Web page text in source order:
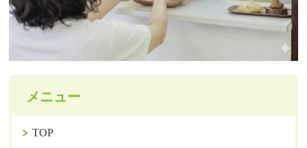
メニュー
TOP